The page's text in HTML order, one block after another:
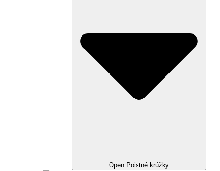
Open Poistné krúžky